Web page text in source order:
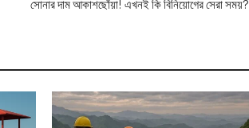
সোনার দাম আকাশছোঁয়া! এখনই কি বিনিয়োগের সেরা সময়?